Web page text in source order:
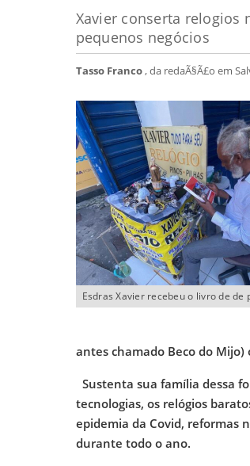
Xavier conserta relogios
pequenos negócios
Tasso Franco, da redaÃ§Ã£o em
Esdras Xavier recebeu o livro de de
antes chamado Beco do
Sustenta sua família dessa
tecnologias, os relógios
epidemia da Covid, reformas
durante todo o ano.